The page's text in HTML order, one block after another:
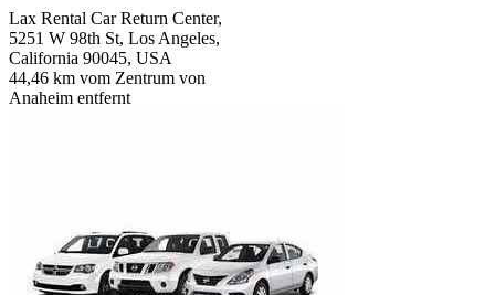
Lax Rental Car Return Center,
5251 W 98th St, Los Angeles,
California 90045, USA
44,46 km vom Zentrum von
Anaheim entfernt